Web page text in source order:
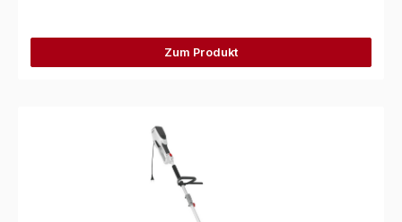
Zum Produkt